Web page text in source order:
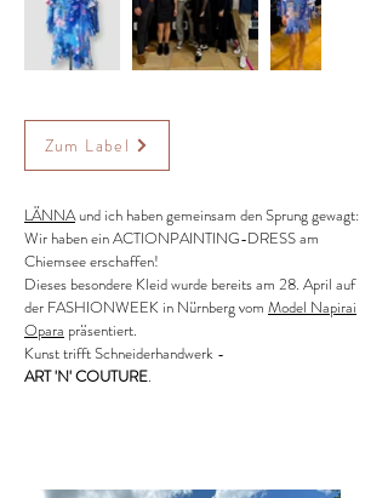
LÄNNAund ich haben gemeinsam den Sprung gewagt:
Wir haben ein ACTIONPAINTING-DRESS am
Chiemsee erschaffen!
Dieses besondere Kleid wurde bereits am 28. April auf
der FASHIONWEEK in Nürnberg vom Model Napirai
Opara präsentiert.
Kunst trifft Schneiderhandwerk -
ART 'N' COUTURE.
Zum Label